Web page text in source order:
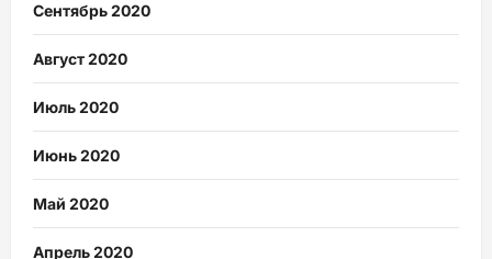
Сентябрь 2020
Август 2020
Июль 2020
Июнь 2020
Май 2020
Апрель 2020